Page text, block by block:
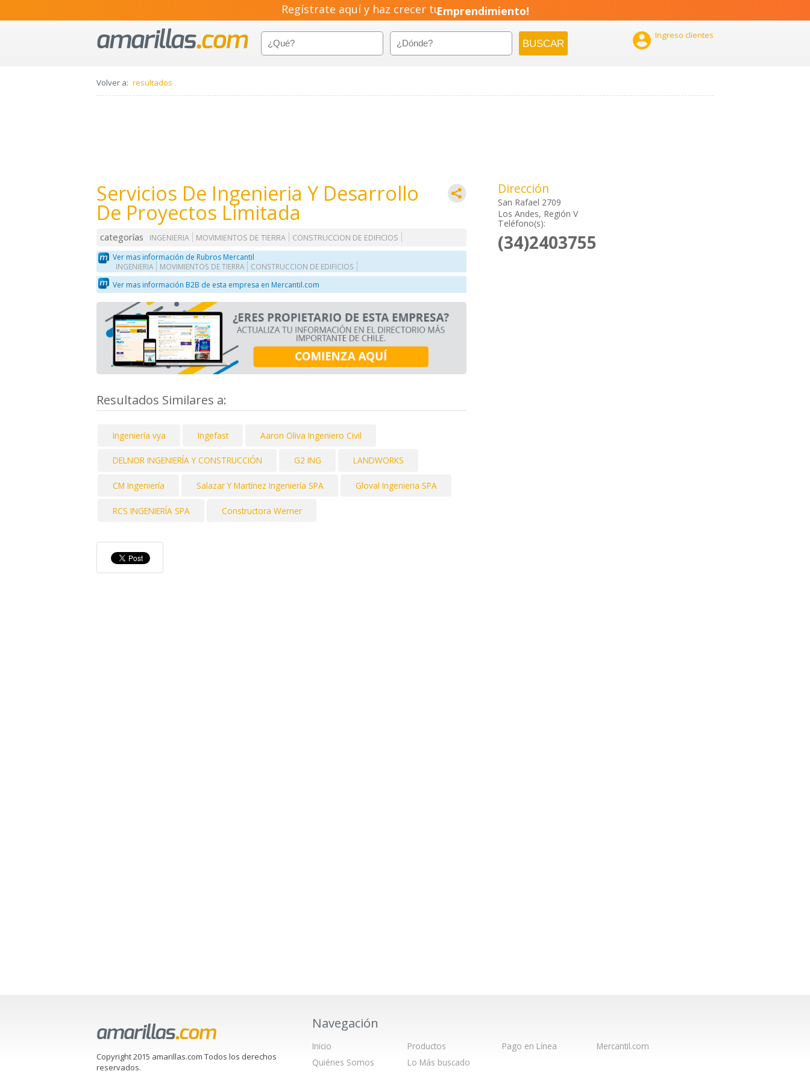
Regístrate aquí y haz crecer tuEmprendimiento!
 Ingreso clientes
Volver a: resultados
Servicios De Ingenieria Y Desarrollo
De Proyectos Limitada
categorías INGENIERIA MOVIMIENTOS DE TIERRA
CONSTRUCCION DE EDIFICIOS
Ver mas información de Rubros Mercantil
INGENIERIA MOVIMIENTOS DE TIERRA CONSTRUCCION DE EDIFICIOS
Ver mas información B2B de esta empresa en Mercantil.com
Resultados Similares a:
Ingeniería vya Ingefast Aaron Oliva Ingeniero Civil
DELNOR INGENIERÍA Y CONSTRUCCIÓN G2 ING LANDWORKS
CM Ingeniería Salazar Y Martínez Ingeniería SPA Gloval Ingenieria SPA
RCS INGENIERÍA SPA Constructora Werner
Dirección
San Rafael 2709
Los Andes, Región V
Teléfono(s):
(34)2403755
Copyright 2015 amarillas.com Todos los derechos
reservados.
Navegación
Inicio
Quiénes Somos
Productos
Lo Más buscado
Pago en Línea Mercantil.com